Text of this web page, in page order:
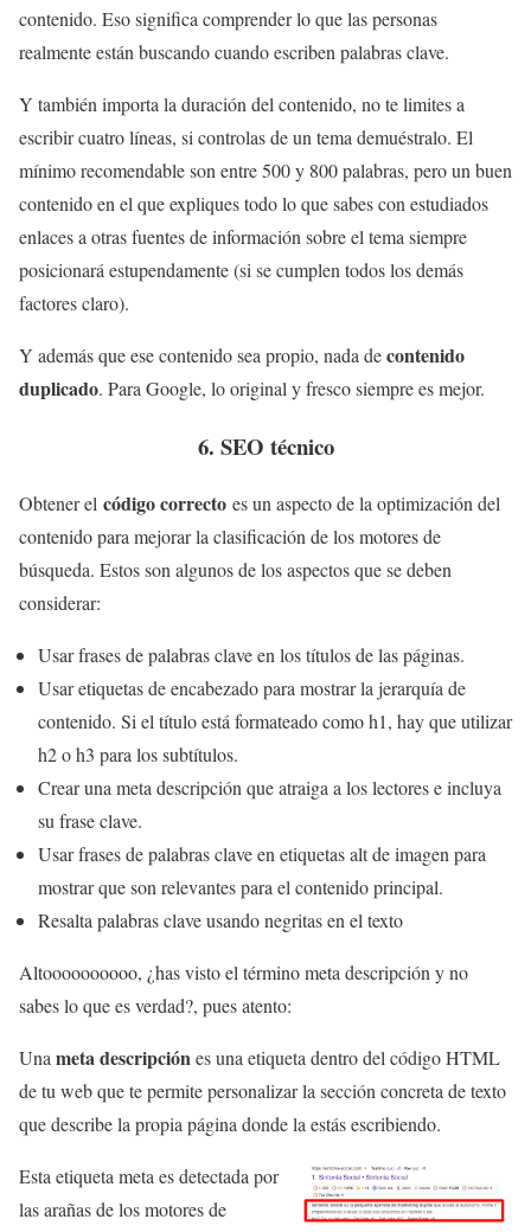
contenido. Eso significa comprender lo que las personas
realmente están buscando cuando escriben palabras clave.
Y también importa la duración del contenido, no te limites a
escribir cuatro líneas, si controlas de un tema demuéstralo. El
mínimo recomendable son entre 500 y 800 palabras, pero un buen
contenido en el que expliques todo lo que sabes con estudiados
enlaces a otras fuentes de información sobre el tema siempre
posicionará estupendamente (si se cumplen todos los demás
factores claro).
Y además que ese contenido sea propio, nada decontenido
duplicado. Para Google, lo original y fresco siempre es mejor.
6. SEO técnico
Obtener el código correcto es un aspecto de la optimización del
contenido para mejorar la clasificación de los motores de
búsqueda. Estos son algunos de los aspectos que se deben
considerar:
Usar frases de palabras clave en los títulos de las páginas.
Usar etiquetas de encabezado para mostrar la jerarquía de
contenido. Si el título está formateado como h1, hay que utilizar
h2 o h3 para los subtítulos.
Crear una meta descripción que atraiga a los lectores e incluya
su frase clave.
Usar frases de palabras clave en etiquetas alt de imagen para
mostrar que son relevantes para el contenido principal.
Resalta palabras clave usando negritas en el texto
Altoooooooooo, ¿has visto el término meta descripción y no
sabes lo que es verdad?, pues atento:
Unameta descripciónes una etiqueta dentro del código HTML
de tu web que te permite personalizar la sección concreta de texto
que describe la propia página donde la estás escribiendo.
Esta etiqueta meta es detectada por
las arañas de los motores de